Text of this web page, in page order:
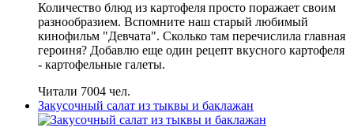
Количество блюд из картофеля просто поражает своим
разнообразием. Вспомните наш старый любимый
кинофильм "Девчата". Сколько там перечислила главная
героиня? Добавлю еще один рецепт вкусного картофеля
- картофельные галеты.
Читали 7004 чел.
Закусочный салат из тыквы и баклажан